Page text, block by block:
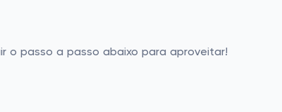
o passo a passo abaixo para aproveitar!